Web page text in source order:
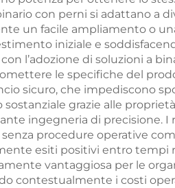
con perni si adattano a
un facile ampliamento o
iniziale e
di soluzioni a
le specifiche del
sicuro, che impediscono
grazie alle
ingegneria di precisione.
procedure operative
esiti positivi entro
vantaggiosa per le
contestualmente i costi